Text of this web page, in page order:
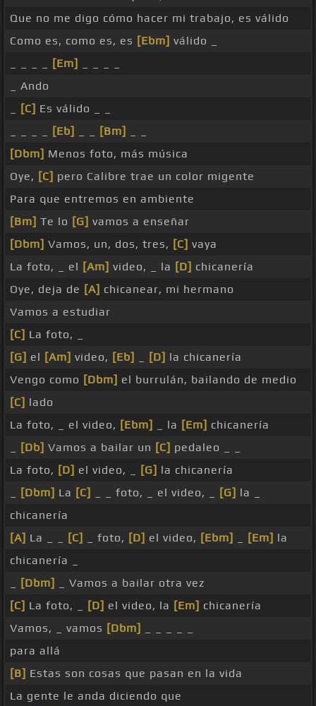
Que no me digo cómo hacer mi trabajo, es válido
Como es, como es, es [Ebm] válido _
[Em]
_ Ando
[C] Es válido _ _
[Eb] [Bm]
[Dbm] Menos foto, más música
Oye, [C] pero Calibre trae un color migente
Para que entremos en ambiente
[Bm] Te lo [G] vamos a enseñar
[Dbm] Vamos, un, dos, tres, [C] vaya
La foto, _ el [Am] video, _ la [D] chicanería
Oye, deja de [A] chicanear, mi hermano
Vamos a estudiar
[C] La foto, _
[G] el [Am] video, [Eb] [D] la chicanería
Vengo como [Dbm] el burrulán, bailando de medio
[C] lado
La foto, _ el video, [Ebm] _ la [Em] chicanería
[Db] Vamos a bailar un [C] pedaleo _ _
La foto, [D] el video, _ [G] la chicanería
[Dbm] La [C] _ _ foto, _ el video, _ [G] la _
chicanería
[A] La _ _ [C] _ foto, [D] el video, [Ebm] [Em] la
chicanería _
[Dbm]
_ Vamos a bailar otra vez
[C] La foto, _ [D] el video, la [Em] chicanería
Vamos, _ vamos [Dbm]
para allá
[B] Estas son cosas que pasan en la vida
La gente le anda diciendo que